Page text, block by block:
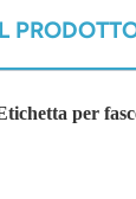
per